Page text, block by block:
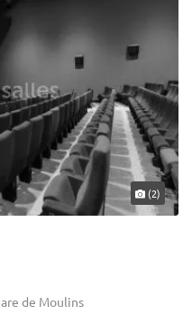
(2)
de Moulins